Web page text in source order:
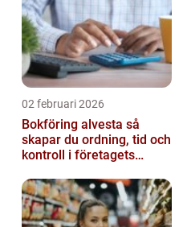
02 februari 2026
Bokföring alvesta så
skapar du ordning, tid och
kontroll i företagets